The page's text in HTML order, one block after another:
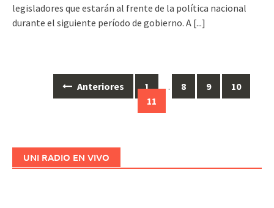
legisladores que estarán al frente de la política nacional
durante el siguiente período de gobierno. A [...]
Anteriores 1 … 8 9
10
11
UNI RADIO EN VIVO